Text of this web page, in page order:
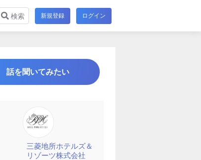
検索 新規登録 ログイン
話を聞いてみたい
三菱地所ホテルズ＆
リゾーツ株式会社